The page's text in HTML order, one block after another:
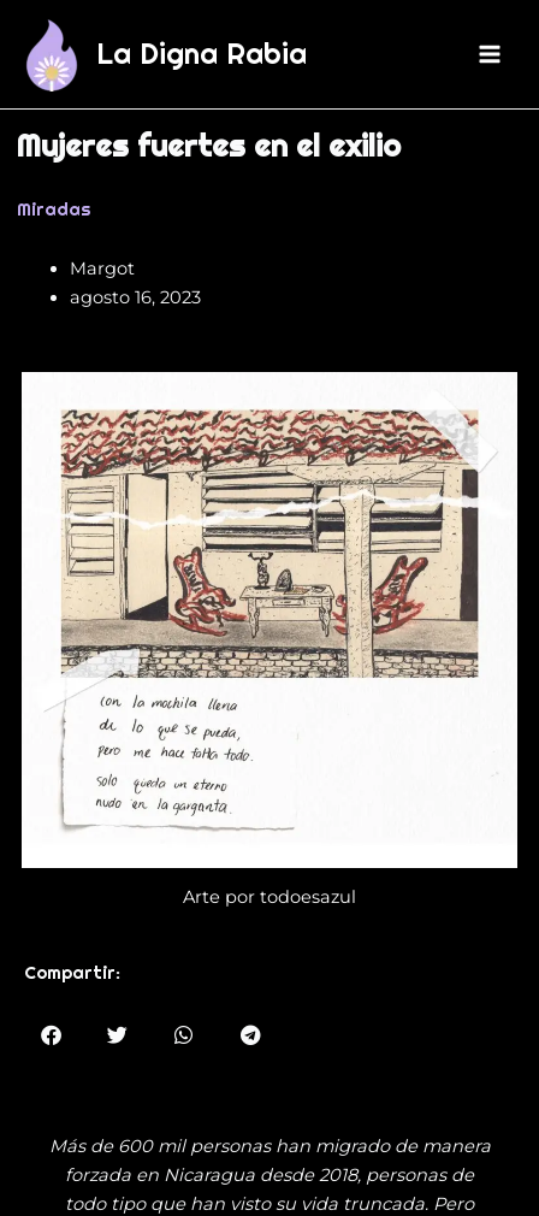
contenido
La Digna Rabia
Mujeres fuertes en el exilio
Miradas
Margot
agosto 16, 2023
Arte por todoesazul
Compartir:
Más de 600 mil personas han migrado de manera
forzada en Nicaragua desde 2018, personas de
todo tipo que han visto su vida truncada. Pero